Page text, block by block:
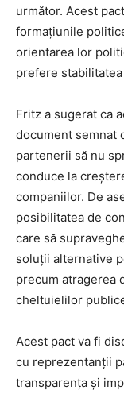
următor. Acest
formațiunile
orientarea lor
prefere
Fritz a sugerat ca
document semnat
partenerii să nu
conduce la
companiilor. De
posibilitatea de
care să
soluții alternative
precum atragerea
cheltuielilor
Acest pact va fi
cu reprezentanții
transparența și